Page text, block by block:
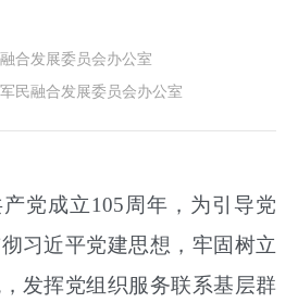
合发展委员会办公室
民融合发展委员会办公室
党成立105周年 ，为引导党
习近平党建思想，牢固树立
发挥党组织服务联系基层群